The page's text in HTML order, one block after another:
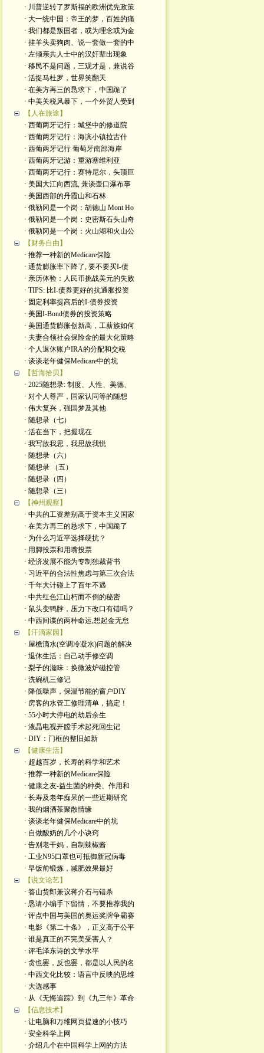
· 川普逆转了罗斯福的欧洲优先政策
· 大一统中国：帝王的梦，百姓的痛
· 我们都是叛国者，或为理念或为金
· 挂羊头卖狗肉、说一套做一套的中
· 左倾亲共人士中的汉奸辈出现象
· 移民不是问题，三观才是，兼说谷
· 活捉马杜罗，世界笑翻天
· 在美方再三的恳求下，中国跪了
· 中美关税风暴下，一个外贸人受到
【人在旅途】
· 西葡两牙记行：城堡中的修道院
· 西葡两牙记行：海滨小镇拉古什
· 西葡两牙记行 葡萄牙南部海岸
· 西葡两牙记游：重游塞维利亚
· 西葡两牙记行：赛特尼尔，头顶巨
· 美国大江向西流, 兼谈壶口瀑布事
· 美国西部的丹霞山和石林
· 俄勒冈是一个岗：胡德山 Mont Ho
· 俄勒冈是一个岗：史密斯石头山奇
· 俄勒冈是一个岗：火山湖和火山公
【财务自由】
· 推荐一种新的Medicare保险
· 通货膨胀率下降了, 要不要买I-债
· 亲历体验：人民币挑战美元的失败
· TIPS: 比I-债券更好的抗通胀投资
· 固定利率提高后的I-债券投资
· 美国I-Bond债券的投资策略
· 美国通货膨胀创新高，工薪族如何
· 夫妻合领社会保险金的最大化策略
· 个人退休账户IRA的分配和交税
· 谈谈老年健保Medicare中的坑
【哲海拾贝】
· 2025随想录: 制度、人性、美德、
· 对个人尊严，国家认同等的随想
· 伟大复兴，强国梦及其他
· 随想录（七）
· 活在当下，把握现在
· 我写故我思，我思故我悦
· 随想录（六）
· 随想录 （五）
· 随想录（四）
· 随想录（三）
【神州观察】
· 中共的工资差别高于资本主义国家
· 在美方再三的恳求下，中国跪了
· 为什么习近平选择硬抗？
· 用脚投票和用嘴投票
· 经济发展不能为专制独裁背书
· 习近平的合法性焦虑与第三次合法
· 千年大计碰上了百年不遇
· 中共红色江山朽而不倒的秘密
· 鼠头变鸭脖，压力下改口有错吗？
· 中西间谍的两种命运,想起金无怠
【汗滴家园】
· 屋檐滴水(空调冷凝水)问题的解决
· 退休生活：自己动手修空调
· 梨子的滋味：换微波炉磁控管
· 洗碗机三修记
· 降低噪声，保温节能的窗户DIY
· 房客的水管工修理清单，搞定！
· 55小时大停电的劫后余生
· 液晶电视开膛手术起死回生记
· DIY：门框的整旧如新
【健康生活】
· 超越百岁，长寿的科学和艺术
· 推荐一种新的Medicare保险
· 健康之友-益生菌的种类、作用和
· 长寿及老年痴呆的一些近期研究
· 我的烟酒茶聚散情缘
· 谈谈老年健保Medicare中的坑
· 自做酸奶的几个小诀窍
· 告别老干妈，自制辣椒酱
· 工业N95口罩也可抵御新冠病毒
· 早饭前锻炼，减肥效果最好
【说文论艺】
· 答山货郎兼议蒋介石与错杀
· 恳请小编手下留情，不要推荐我的
· 评点中国与美国的奥运奖牌争霸赛
· 电影《第二十条》，正义高于公平
· 谁是真正的不完美受害人？
· 评毛泽东诗的文学水平
· 贪也罢，反也罢，都是以人民的名
· 中西文化比较：语言中反映的思维
· 大选感事
· 从《无悔追踪》到《九三年》革命
【信息技术】
· 让电脑和万维网页提速的小技巧
· 安全科学上网
· 介绍几个在中国科学上网的方法